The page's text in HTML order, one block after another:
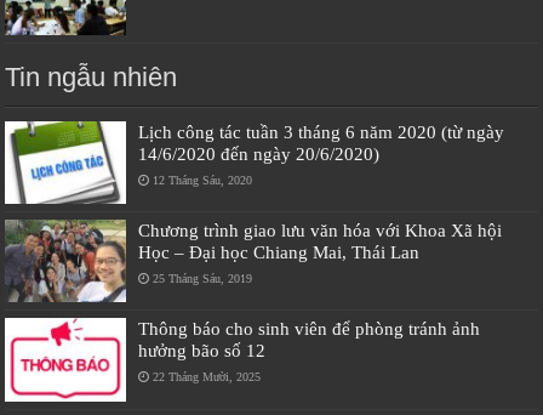
Tin ngẫu nhiên
Lịch công tác tuần 3 tháng 6 năm 2020 (từ ngày
14/6/2020 đến ngày 20/6/2020)
12 Tháng Sáu, 2020
Chương trình giao lưu văn hóa với Khoa Xã hội
Học – Đại học Chiang Mai, Thái Lan
25 Tháng Sáu, 2019
Thông báo cho sinh viên để phòng tránh ảnh
hưởng bão số 12
22 Tháng Mười, 2025